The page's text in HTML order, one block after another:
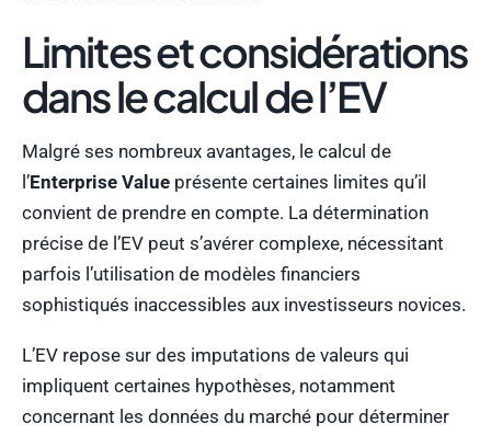
Limites et considérations
dans le calcul de l’EV
Malgré ses nombreux avantages, le calcul de
l’Enterprise Value présente certaines limites qu’il
convient de prendre en compte. La détermination
précise de l’EV peut s’avérer complexe, nécessitant
parfois l’utilisation de modèles financiers
sophistiqués inaccessibles aux investisseurs novices.
L’EV repose sur des imputations de valeurs qui
impliquent certaines hypothèses, notamment
concernant les données du marché pour déterminer